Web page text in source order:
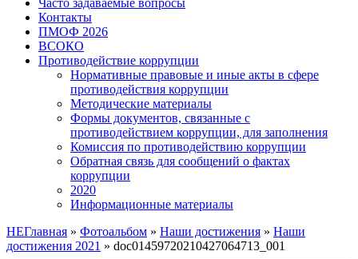
Часто задаваемые вопросы
Контакты
ПМОФ 2026
ВСОКО
Противодействие коррупции
Нормативные правовые и иные акты в сфере
противодействия коррупции
Методические материалы
Формы документов, связанные с
противодействием коррупции, для заполнения
Комиссия по противодействию коррупции
Обратная связь для сообщений о фактах
коррупции
2020
Информационные материалы
НЕГлавная » Фотоальбом » Наши достижения » Наши
достижения 2021 » doc01459720210427064713_001